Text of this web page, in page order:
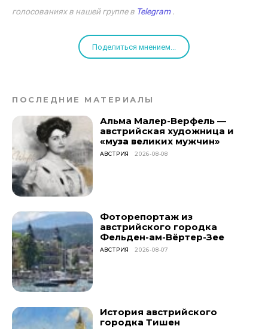
голосованиях в нашей группе в Telegram.
Поделиться мнением...
ПОСЛЕДНИЕ МАТЕРИАЛЫ
Альма Малер-Верфель —
австрийская художница и
«муза великих мужчин»
АВСТРИЯ 2026-08-08
Фоторепортаж из
австрийского городка
Фельден-ам-Вёртер-Зее
АВСТРИЯ 2026-08-07
История австрийского
городка Тишен